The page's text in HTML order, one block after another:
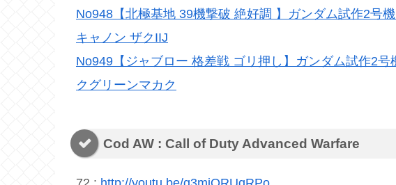
No948【北極基地 39機撃破 絶好調 】ガンダム試作2号
キャノン ザクIIJ
No949【ジャブロー 格差戦 ゴリ押し】ガンダム試作2
クグリーンマカク
Cod AW : Call of Duty Advanced Warfare